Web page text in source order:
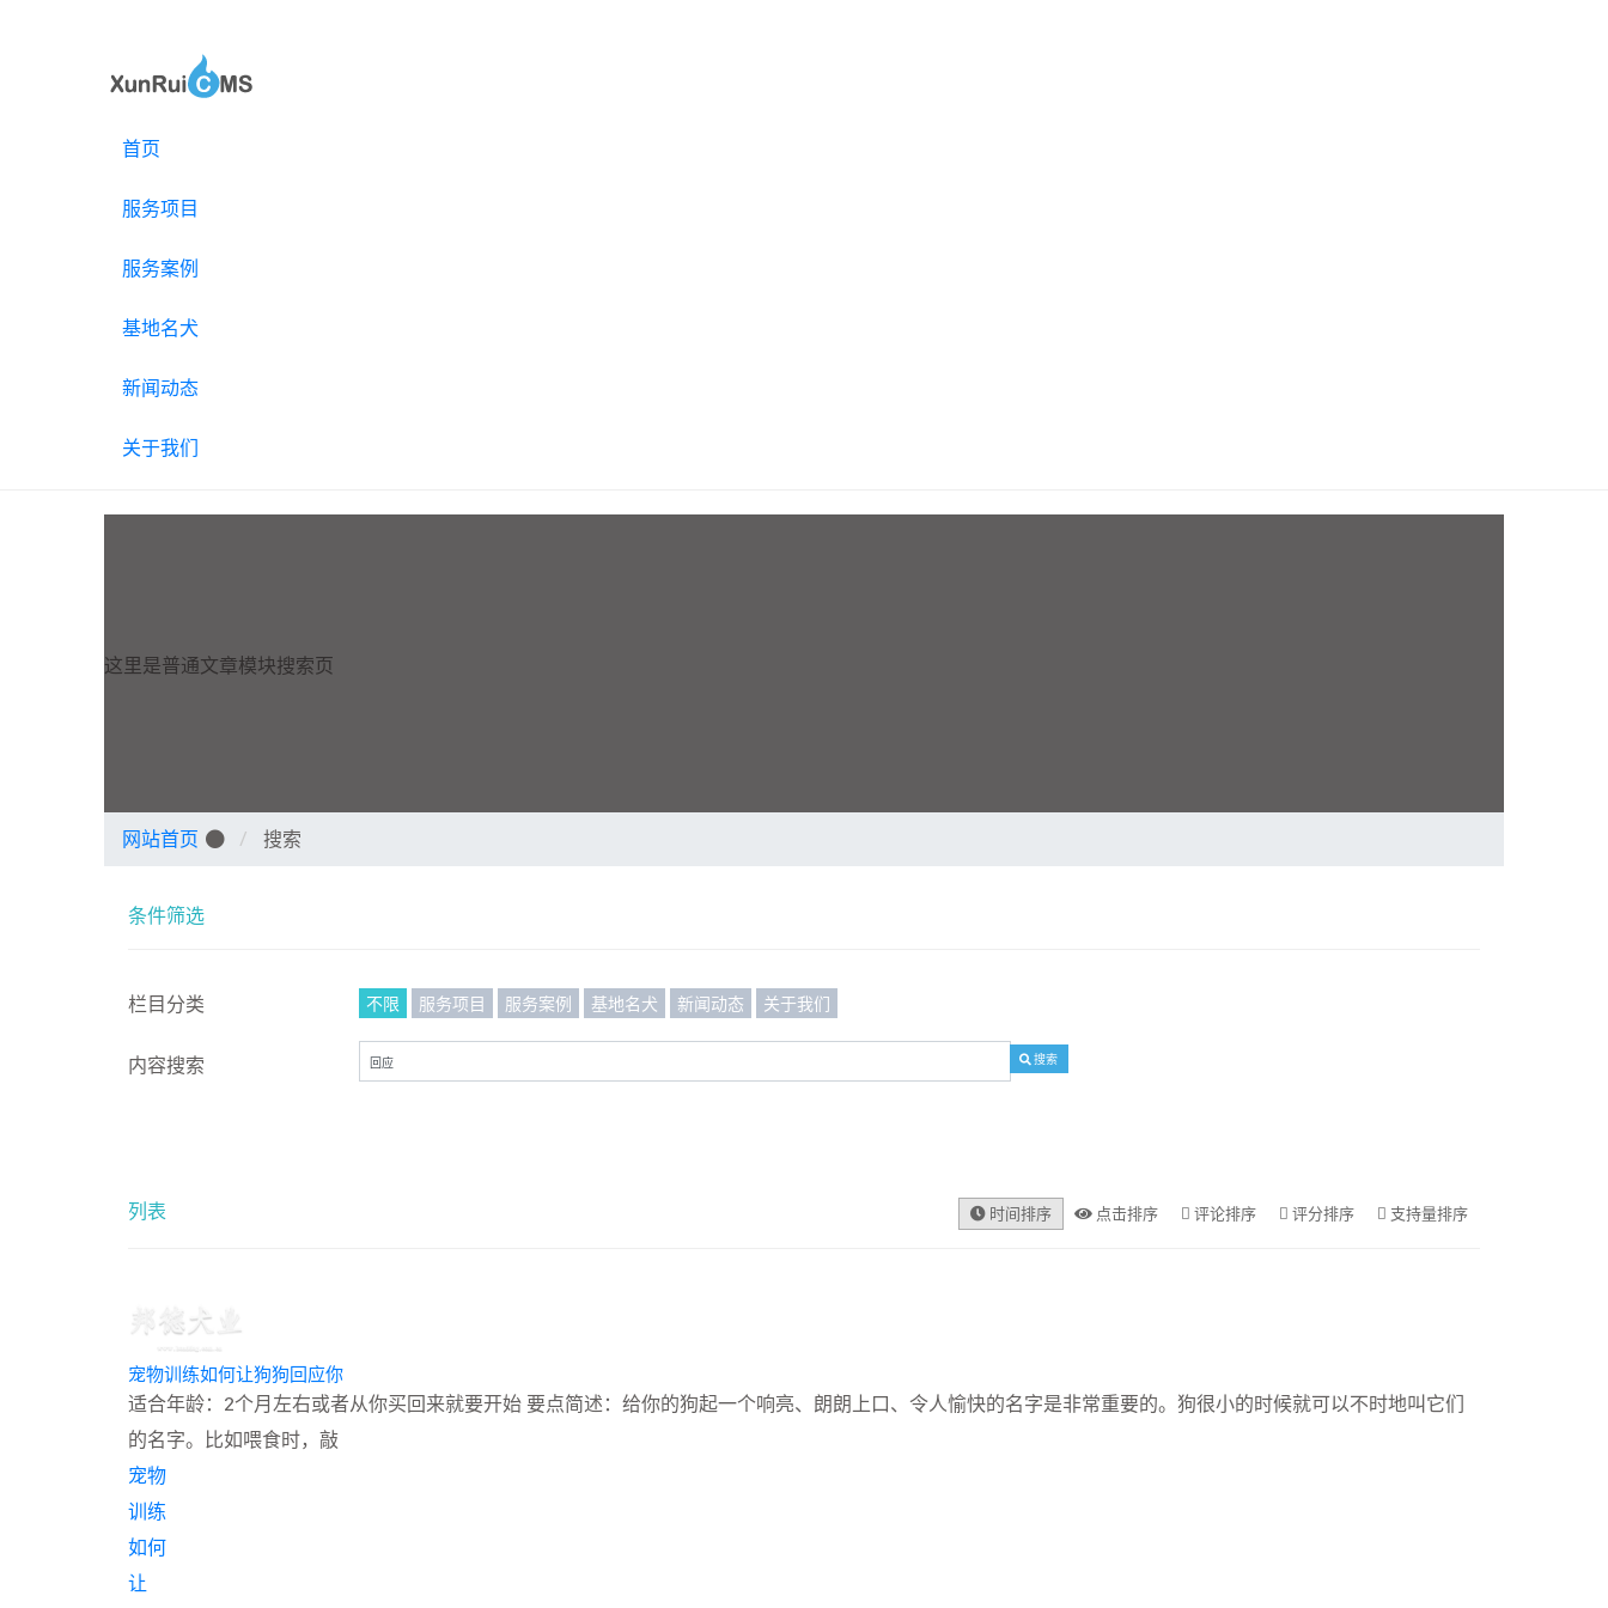
首页
服务项目
服务案例
基地名犬
新闻动态
关于我们
这里是普通文章模块搜索页
网站首页 搜索
条件筛选
栏目分类 不限 服务项目 服务案例 基地名犬 新闻动态 关于我们
内容搜索 搜索
列表 时间排序 点击排序 评论排序 评分排序 支持量排序
宠物训练如何让狗狗回应你
适合年龄：2个月左右或者从你买回来就要开始 要点简述：给你的狗起一个响亮、朗朗上口、令人愉快的名字是非常重要的。狗很小的时候就可以不时地叫它们
的名字。比如喂食时，敲
宠物
训练
如何
让